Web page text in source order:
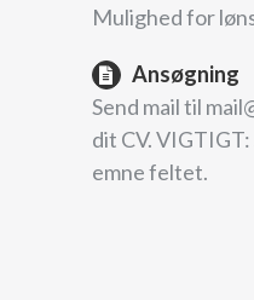
Mulighed for
Ansøgning
Send mail til
dit CV.
emne feltet.